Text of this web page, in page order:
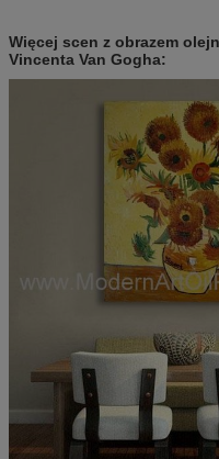
Więcej scen z obrazem
Vincenta Van Gogha: